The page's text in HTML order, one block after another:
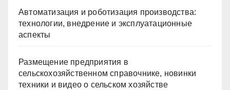
Автоматизация и роботизация производства:
технологии, внедрение и эксплуатационные
аспекты
Размещение предприятия в
сельскохозяйственном справочнике, новинки
техники и видео о сельском хозяйстве